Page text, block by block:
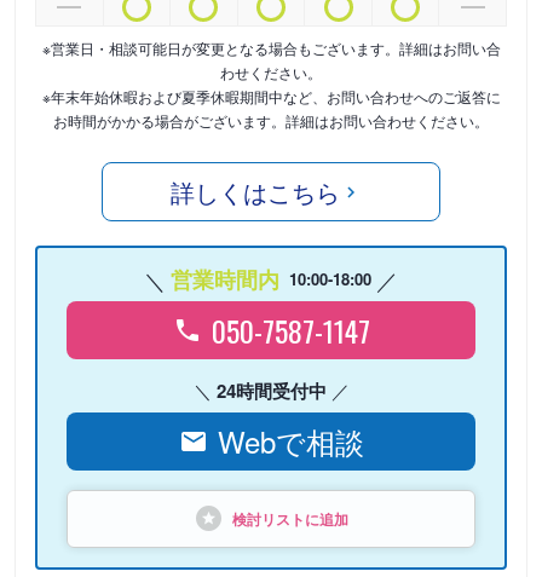
※営業日・相談可能日が変更となる場合もございます。詳細はお問い合
わせください。
※年末年始休暇および夏季休暇期間中など、お問い合わせへのご返答に
お時間がかかる場合がございます。詳細はお問い合わせください。
詳しくはこちら
営業時間内 10:00-18:00
050-7587-1147
24時間受付中
Webで相談
検討リストに追加